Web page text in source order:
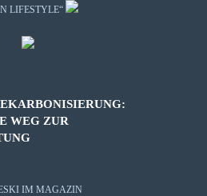
LIFESTYLE“
WEG ZUR
IM MAGAZIN